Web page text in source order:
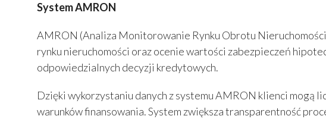
System AMRON
AMRON (Analiza Monitorowanie Rynku Obrotu
rynku nieruchomości oraz ocenie wartości zabezpieczeń
odpowiedzialnych decyzji kredytowych.
Dzięki wykorzystaniu danych z systemu AMRON klienci mogą
warunków finansowania. System zwiększa transparentność